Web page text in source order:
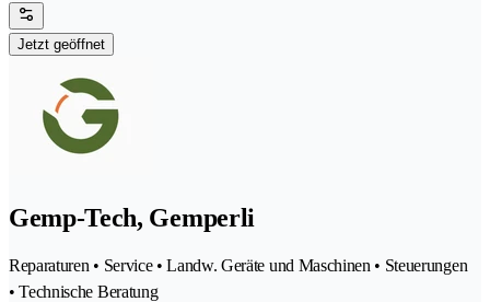
Jetzt geöffnet
Gemp-Tech, Gemperli
Reparaturen • Service • Landw. Geräte und Maschinen • Steuerungen
• Technische Beratung